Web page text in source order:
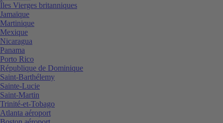
Îles Vierges britanniques
Jamaïque
Martinique
Mexique
Nicaragua
Panama
Porto Rico
République de Dominique
Saint-Barthélemy
Sainte-Lucie
Saint-Martin
Trinité-et-Tobago
Atlanta aéroport